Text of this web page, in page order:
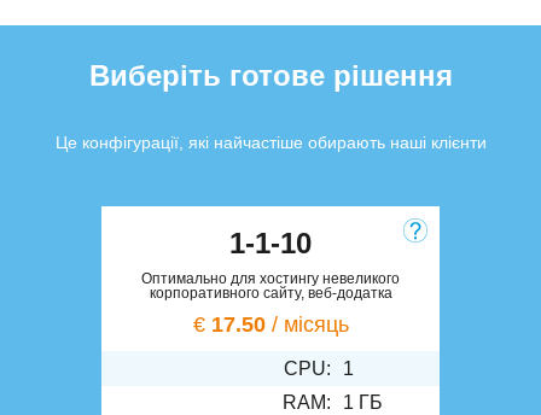
Виберіть готове рішення
Це конфігурації, які найчастіше обирають наші клієнти
1-1-10
Оптимально для хостингу невеликого
корпоративного сайту, веб-додатка
€ 17.50/ місяць
CPU:
1
RAM:
1 ГБ